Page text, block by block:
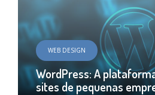
WEB DESIGN
WordPress: A
sites de pequenas